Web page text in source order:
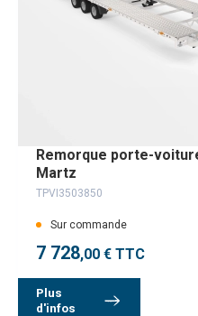
Remorque porte-
Martz
TPVI3503850
Sur commande
7 728,00 € TTC
Plus
d'infos